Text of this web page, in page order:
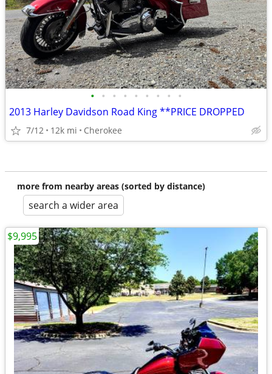
• • • • • • • • •
2013 Harley Davidson Road King **PRICE DROPPED
7/12 12k mi Cherokee
more from nearby areas (sorted by distance)
search a wider area
$9,995